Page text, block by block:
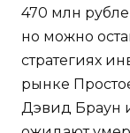
470 млн
но можно
стратегиях
рынке
Дэвид Браун